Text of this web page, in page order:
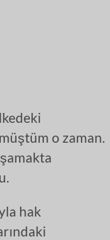
o zaman.
hak